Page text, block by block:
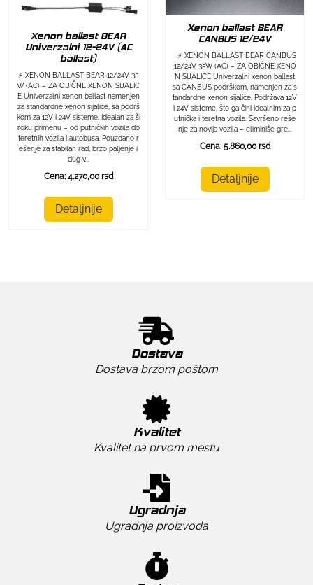
Xenon ballast BEAR
Univerzalni 12-24V (AC
ballast)
⚡ XENON BALLAST BEAR 12/24V 35
W (AC) – ZA OBIČNE XENON SIJALIC
E Univerzalni xenon ballast namenjen
za standardne xenon sijalice, sa podrš
kom za 12V i 24V sisteme. Idealan za ši
roku primenu – od putničkih vozila do
teretnih vozila i autobusa. Pouzdano r
ešenje za stabilan rad, brzo paljenje i
dug v...
Cena: 4.270,00 rsd
Detaljnije
Xenon ballast BEAR
CANBUS 12/24V
⚡ XENON BALLAST BEAR CANBUS
12/24V 35W (AC) – ZA OBIČNE XENO
N SIJALICE Univerzalni xenon ballast
sa CANBUS podrškom, namenjen za s
tandardne xenon sijalice. Podržava 12V
i 24V sisteme, što ga čini idealnim za p
utnička i teretna vozila. Savršeno reše
nje za novija vozila – eliminiše gre...
Cena: 5.860,00 rsd
Detaljnije
Dostava
Dostava brzom poštom
Kvalitet
Kvalitet na prvom mestu
Ugradnja
Ugradnja proizvoda